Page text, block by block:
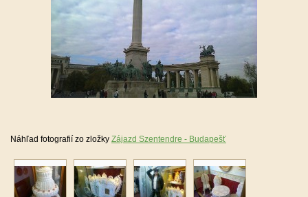
Náhľad fotografií zo zložky Zájazd Szentendre - Budapešť